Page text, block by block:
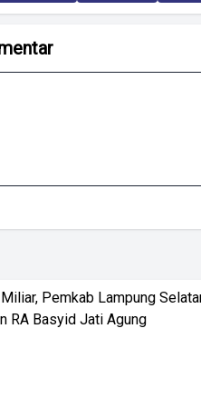
Pemkab Lampung
RA Basyid Jati Agung